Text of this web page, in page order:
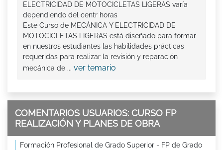
ELECTRICIDAD DE MOTOCICLETAS LIGERAS varía
dependiendo del centr horas
Este Curso de MECÁNICA Y ELECTRICIDAD DE
MOTOCICLETAS LIGERAS está diseñado para formar
en nuestros estudiantes las habilidades prácticas
requeridas para realizar la revisión y reparación
mecánica de ... ver temario
COMENTARIOS USUARIOS: CURSO FP
REALIZACIÓN Y PLANES DE OBRA
Formación Profesional de Grado Superior - FP de Grado